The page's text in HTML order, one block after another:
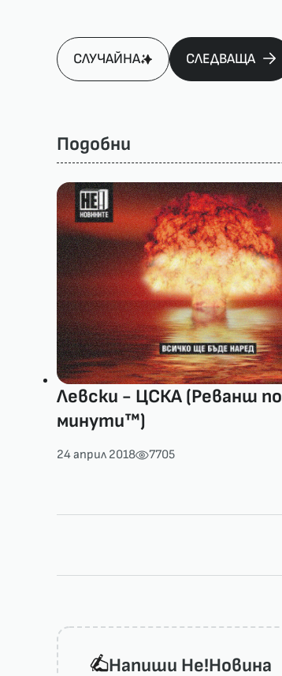
СЛУЧАЙНА СЛЕДВАЩА
Подобни
Левски - ЦСКА (Реванш по
минути™)
24 април 2018 7705
Напиши He!Новина